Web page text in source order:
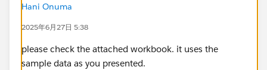
Hani Onuma
2025年6月27日 5:38
please check the attached workbook. it uses the
sample data as you presented.